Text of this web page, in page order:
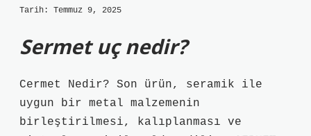
Tarih: Temmuz 9, 2025
Sermet uç nedir?
Cermet Nedir? Son ürün, seramik ile
uygun bir metal malzemenin
birleştirilmesi, kalıplanması ve